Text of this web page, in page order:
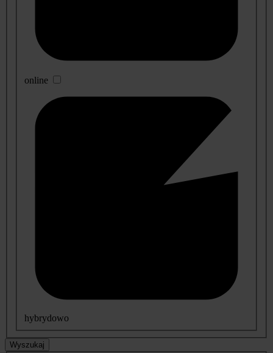
online
hybrydowo
Wyszukaj